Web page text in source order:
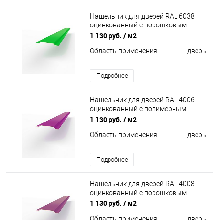
Нащельник для дверей RAL 6038
оцинкованный c порошковым
покрытием 0,45мм
1 130 руб. / м2
Область применения дверь
Подробнее
Нащельник для дверей RAL 4006
оцинкованный c полимерным
покрытием 0,45 мм
1 130 руб. / м2
Область применения дверь
Подробнее
Нащельник для дверей RAL 4008
оцинкованный c порошковым
покрытием 0,45мм
1 130 руб. / м2